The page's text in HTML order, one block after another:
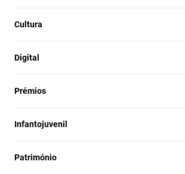
Cultura
Digital
Prémios
Infantojuvenil
Património